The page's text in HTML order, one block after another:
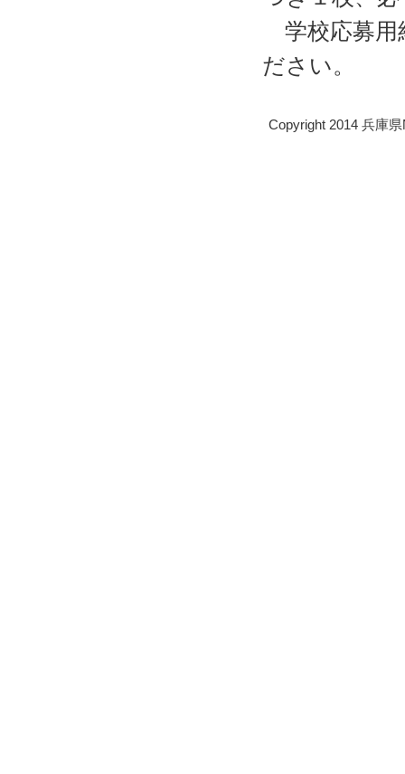
学校応募用
ださい。
Copyright 2014 兵庫